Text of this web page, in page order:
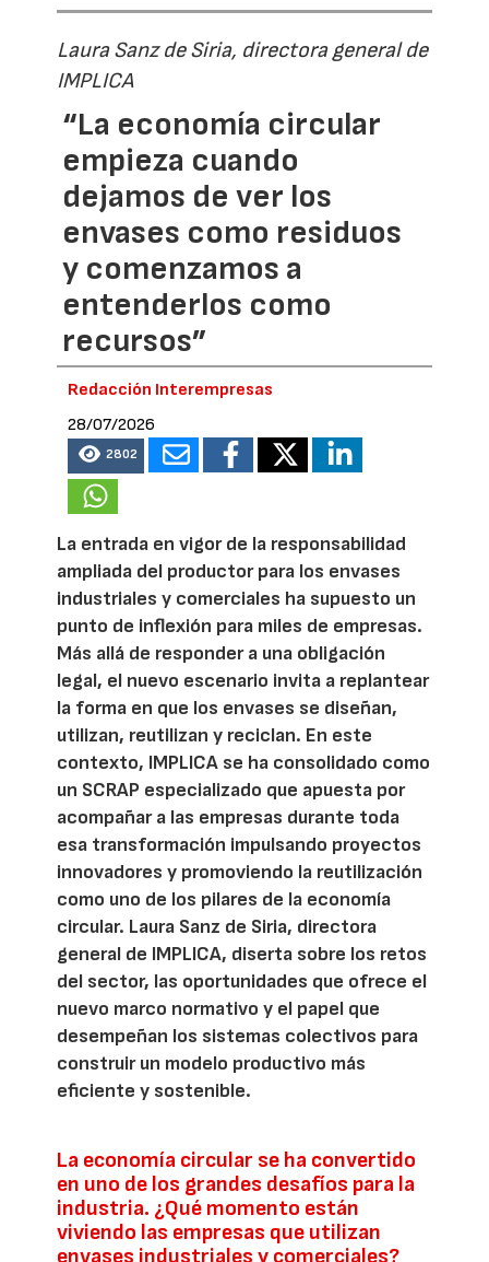
Laura Sanz de Siria, directora general de
IMPLICA
“La economía circular
empieza cuando
dejamos de ver los
envases como residuos
y comenzamos a
entenderlos como
recursos”
Redacción Interempresas
28/07/2026
2802
La entrada en vigor de la responsabilidad
ampliada del productor para los envases
industriales y comerciales ha supuesto un
punto de inflexión para miles de empresas.
Más allá de responder a una obligación
legal, el nuevo escenario invita a replantear
la forma en que los envases se diseñan,
utilizan, reutilizan y reciclan. En este
contexto, IMPLICA se ha consolidado como
un SCRAP especializado que apuesta por
acompañar a las empresas durante toda
esa transformación impulsando proyectos
innovadores y promoviendo la reutilización
como uno de los pilares de la economía
circular. Laura Sanz de Siria, directora
general de IMPLICA, diserta sobre los retos
del sector, las oportunidades que ofrece el
nuevo marco normativo y el papel que
desempeñan los sistemas colectivos para
construir un modelo productivo más
eficiente y sostenible.
La economía circular se ha convertido
en uno de los grandes desafíos para la
industria. ¿Qué momento están
viviendo las empresas que utilizan
envases industriales y comerciales?